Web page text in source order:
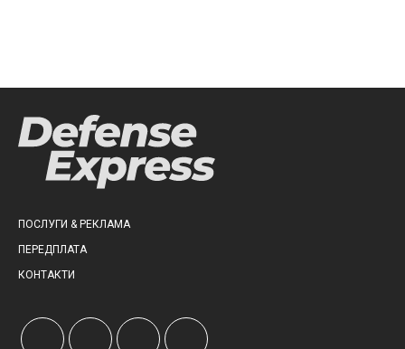
ПОСЛУГИ & РЕКЛАМА
ПЕРЕДПЛАТА
КОНТАКТИ